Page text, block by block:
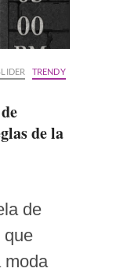
TRENDY
de la
de
que
moda